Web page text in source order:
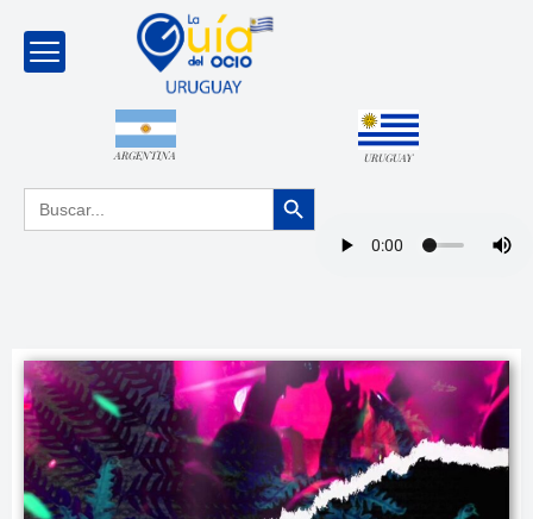
ARGENTINA URUGUAY
Buscar: Botón de búsqueda